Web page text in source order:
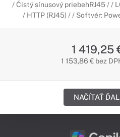
/ Čistý sínusový priebehRJ45 / /
/ HTTP (RJ45) / / Softvér:
1 419,25
1 153,86 € bez
NAČÍTAŤ